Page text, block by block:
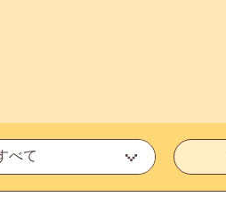
しました。
からのお知らせ